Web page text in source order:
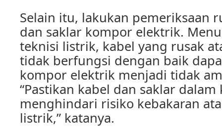
Selain itu, lakukan pemeriksaan
dan saklar kompor elektrik.
teknisi listrik, kabel yang rusak
tidak berfungsi dengan baik
kompor elektrik menjadi tidak
“Pastikan kabel dan saklar
menghindari risiko kebakaran
listrik,” katanya.